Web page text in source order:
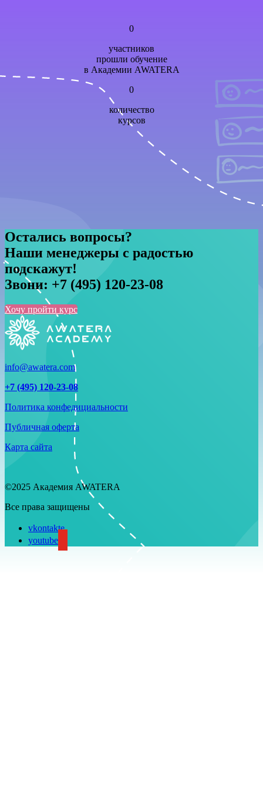
0
участников
прошли обучение
в Академии AWATERA
0
количество
курсов
Остались вопросы?
Наши менеджеры с радостью
подскажут!
Звони: +7 (495) 120-23-08
Хочу пройти курс
info@awatera.com
+7 (495) 120-23-08
Политика конфедициальности
Публичная оферта
Карта сайта
©2025 Академия AWATERA
Все права защищены
vkontakte
youtube